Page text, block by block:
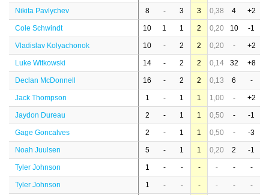
Nikita Pavlychev 8 - 3 3 0,38 4 +2
Cole Schwindt 10 1 1 2 0,20 10 -1
Vladislav Kolyachonok 10 - 2 2 0,20 - +2
Luke Witkowski 14 - 2 2 0,14 32 +8
Declan McDonnell 16 - 2 2 0,13 6 -
Jack Thompson 1 - 1 1 1,00 - +2
Jaydon Dureau 2 - 1 1 0,50 - -1
Gage Goncalves 2 - 1 1 0,50 - -3
Noah Juulsen 5 - 1 1 0,20 2 -1
Tyler Johnson 1 - - - - - -
Tyler Johnson 1 - - - - - -